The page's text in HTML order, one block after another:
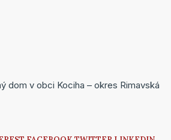
dom v obci Kociha – okres Rimavská